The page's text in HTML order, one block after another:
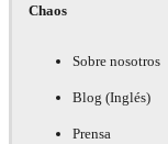
Chaos
Sobre nosotros
Blog (Inglés)
Prensa